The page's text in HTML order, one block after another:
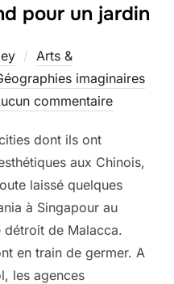
pour un jardin
Arts &
imaginaires
commentaire
dont ils ont
aux Chinois,
laissé quelques
à Singapour au
de Malacca.
en train de germer. A
les agences